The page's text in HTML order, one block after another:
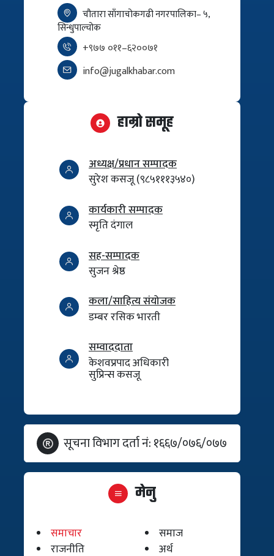
चौतारा साँगाचोकगढी नगरपालिका– ५,
सिन्धुपाल्चोक
+९७७ ०११–६२००७१
info@jugalkhabar.com
हाम्रो समूह
अध्यक्ष/प्रधान सम्पादक
सुरेश कसजू (९८५१११३५४०)
कार्यकारी सम्पादक
स्मृति दंगाल
सह-सम्पादक
सुजन श्रेष्ठ
कला/साहित्य संयोजक
डम्बर रसिक भारती
सम्वाददाता
केशवप्रपाद अधिकारी
सुप्रिन्स कसजू
सूचना विभाग दर्ता नं: १६६७/०७६/०७७
मेनु
समाचार
समाज
राजनीति
अर्थ